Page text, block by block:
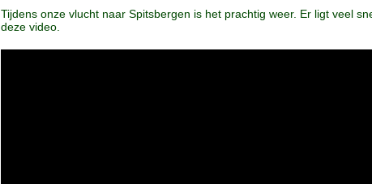
Tijdens onze vlucht naar Spitsbergen is het prachtig weer. Er ligt veel
deze video.